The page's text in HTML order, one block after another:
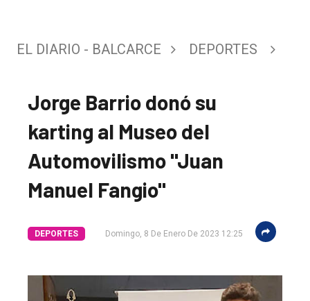
EL DIARIO - BALCARCE DEPORTES
Jorge Barrio donó su
karting al Museo del
Automovilismo "Juan
Manuel Fangio"
DEPORTES Domingo, 8 De Enero De 2023 12:25